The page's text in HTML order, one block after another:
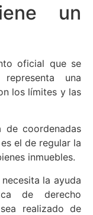
un
oficial que se
una
los límites y las
coordenadas
el de regular la
inmuebles.
la ayuda
de derecho
realizado de